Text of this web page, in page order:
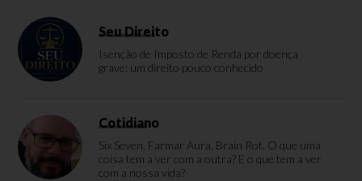
Seu Direito
Isenção de Imposto de Renda por doença
grave: um direito pouco conhecido
Cotidiano
Six Seven, Farmar Aura, Brain Rot. O que uma
coisa tem a ver com a outra? E o que tem a ver
com a nossa vida?